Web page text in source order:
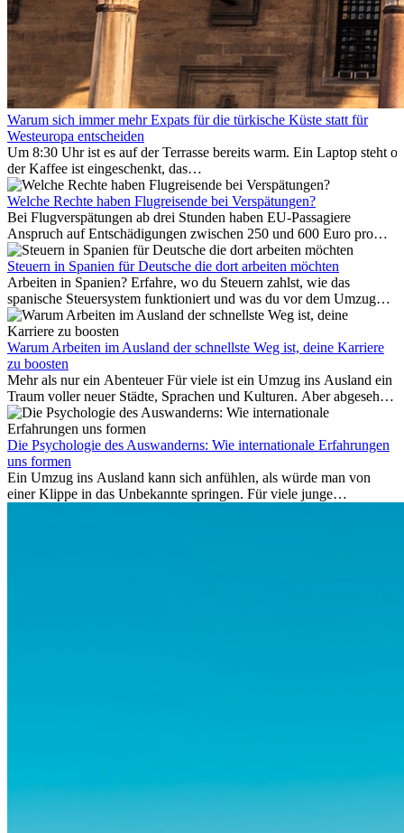
Warum sich immer mehr Expats für die türkische Küste statt für
Westeuropa entscheiden
Um 8:30 Uhr ist es auf der Terrasse bereits warm. Ein Laptop steht
der Kaffee ist eingeschenkt, das
Meer ist nur wenige Meter entfernt. Für viele Expats in
Antalya ist das kein Urlaub. So beginnt ihr Alltag.
Welche Rechte haben Flugreisende bei Verspätungen?
Bei Flugverspätungen ab drei Stunden haben EU-Passagiere
Anspruch auf Entschädigungen zwischen 250 und 600 Euro pro
Person – gestaffelt nach Flugdistanz. Zusätzlich können entstandene
Folgekosten wie Hotelübernachtungen oder verpasste
Anschlussflüge erstattet werden. Bereits ab zwei Stunden
Verspätung muss die Airline Verpflegung und
Kommunikationsmöglichkeiten bereitstellen. Verweigert die
Fluggesellschaft die Zahlung, ist das nicht das letzte Wort:
Schlichtungsstellen und spezialisierte Portale helfen kostenlos oder
auf Provisionsbasis weiter. Ansprüche verjähren in Deutschland erst
nach drei Jahren.
Steuern in Spanien für Deutsche die dort arbeiten möchten
Arbeiten in Spanien? Erfahre, wo du Steuern zahlst, wie das
spanische Steuersystem funktioniert und was du vor dem Umzug
beachten musst.
Warum Arbeiten im Ausland der schnellste Weg ist, deine Karriere
zu boosten
Mehr als nur ein Abenteuer Für viele ist ein Umzug ins Ausland ein
Traum voller neuer Städte, Sprachen und Kulturen. Aber abgesehen
vom Abenteuer ist Arbeiten im...
Die Psychologie des Auswanderns: Wie internationale Erfahrungen
uns formen
Ein Umzug ins Ausland kann sich anfühlen, als würde man von
einer Klippe in das Unbekannte springen. Für viele junge